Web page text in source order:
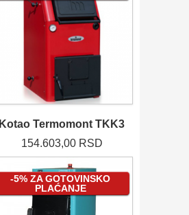
Kotao Termomont TKK3
154.603,00 RSD
-5% ZA GOTOVINSKO
PLAĆANJE